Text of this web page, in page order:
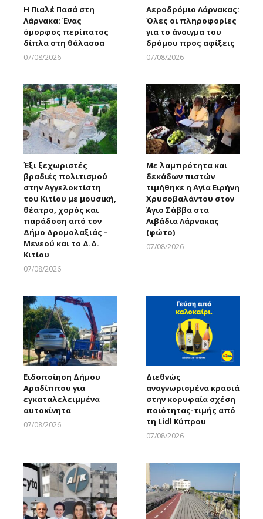
Η Πιαλέ Πασά στη
Λάρνακα: Ένας
όμορφος περίπατος
δίπλα στη θάλασσα
07/08/2026
Αεροδρόμιο Λάρνακας:
Όλες οι πληροφορίες
για το άνοιγμα του
δρόμου προς αφίξεις
07/08/2026
Έξι ξεχωριστές
βραδιές πολιτισμού
στην Αγγελοκτίστη
του Κιτίου με μουσική,
θέατρο, χορός και
παράδοση από τον
Δήμο Δρομολαξιάς –
Μενεού και το Δ.Δ.
Κιτίου
07/08/2026
Με λαμπρότητα και
δεκάδων πιστών
τιμήθηκε η Αγία Ειρήνη
Χρυσοβαλάντου στον
Άγιο Σάββα στα
Λιβάδια Λάρνακας
(φώτο)
07/08/2026
Ειδοποίηση Δήμου
Αραδίππου για
εγκαταλελειμμένα
αυτοκίνητα
07/08/2026
Διεθνώς
αναγνωρισμένα κρασιά
στην κορυφαία σχέση
ποιότητας-τιμής από
τη Lidl Κύπρου
07/08/2026